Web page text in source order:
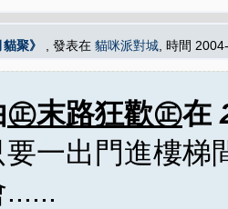
聚》 , 發表在 貓咪派對城 , 時間
㊣末路狂歡㊣在
一出門進樓梯